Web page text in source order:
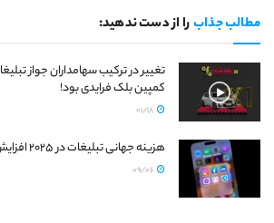
را از دست ندهید:مطالب جذاب
تغییر در ترکیب سهامداران جواز
کمپین بلک فرایدی بود!
هزینه جهانی تبلیغات در ۲۰۲۵ افزایش چشمگیر یافت!